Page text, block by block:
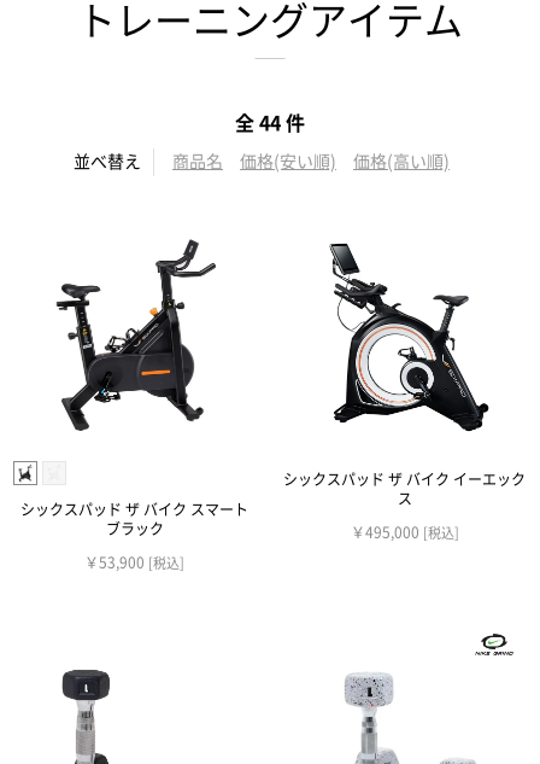
トレーニングアイテム
全 44 件
並べ替え 商品名 価格(安い順) 価格(高い順)
シックスパッド ザ バイク スマート
ブラック
￥53,900 [税込]
シックスパッド ザ バイク イーエック
ス
￥495,000 [税込]